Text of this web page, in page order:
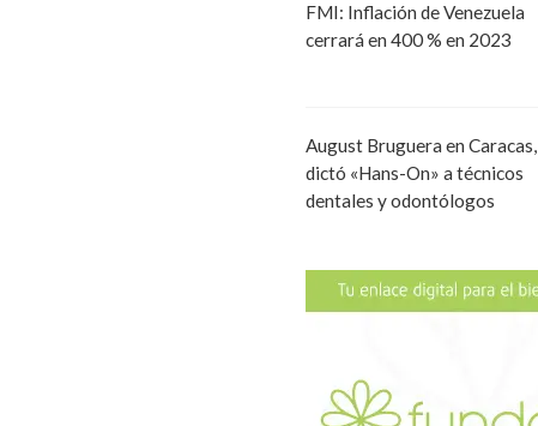
FMI: Inflación de Venezuela
cerrará en 400 % en 2023
August Bruguera en Caracas,
dictó «Hans-On» a técnicos
dentales y odontólogos